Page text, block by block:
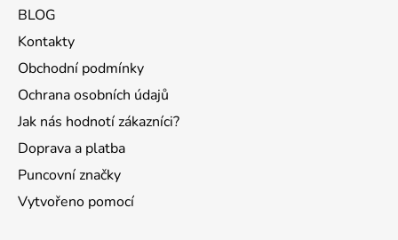
BLOG
Kontakty
Obchodní podmínky
Ochrana osobních údajů
Jak nás hodnotí zákazníci?
Doprava a platba
Puncovní značky
Vytvořeno pomocí